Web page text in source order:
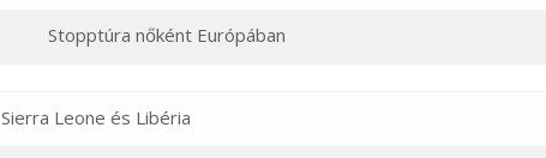
Stopptúra nőként Európában
Sierra Leone és Libéria